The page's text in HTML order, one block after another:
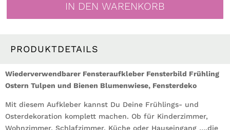
Blumenwiese
Kinderzimmer
Kind
IN DEN WARENKORB
PRODUKTDETAILS
Wiederverwendbarer Fensteraufkleber Fensterbild Frühling
Ostern Tulpen und Bienen Blumenwiese, Fensterdeko
Mit diesem Aufkleber kannst Du Deine Frühlings- und
Osterdekoration komplett machen. Ob für Kinderzimmer,
Wohnzimmer, Schlafzimmer, Küche oder Hauseingang ….die